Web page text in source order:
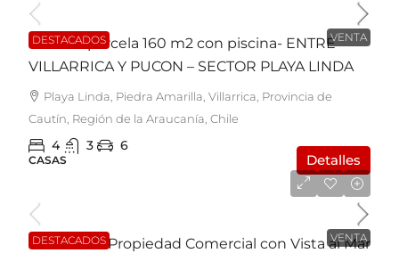
DESTACADOS VENTA
Casa en parcela 160 m2 con piscina- ENTRE
VILLARRICA Y PUCON – SECTOR PLAYA LINDA
Playa Linda, Piedra Amarilla, Villarrica, Provincia de
Cautín, Región de la Araucanía, Chile
4 3 6
CASAS Detalles
DESTACADOS VENTA
EN VENTA: Propiedad Comercial con Vista al Mar